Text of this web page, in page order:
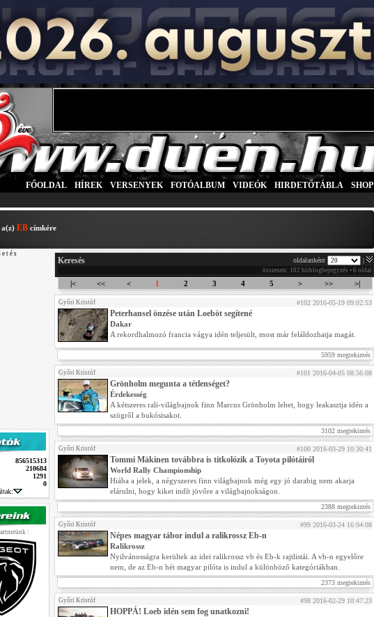
FŐOLDAL HÍREK VERSENYEK FOTÓALBUM VIDEÓK HIRDETŐTÁBLA SHOP
EBcímkére
t é s
856515313
210684
1291
0
:
Keresés oldalanként |
összesen: 102 hírblogbejegyzés • 6 oldal
|< << < 1 2 3 4 5 > >> >|
Győri Kristóf #102 2016-05-19 09:02:53
Peterhansel önzése után Loeböt segítené
Dakar
A rekordhalmozó francia vágya idén teljesült, most már feláldozhatja magát.
5959 megtekintés
Győri Kristóf #101 2016-04-05 08:56:08
Grönholm megunta a tétlenséget?
Érdekesség
A kétszeres rali-világbajnok finn Marcus Grönholm lehet, hogy leakasztja idén a
szögről a bukósisakot.
3102 megtekintés
Győri Kristóf #100 2016-03-29 10:30:41
Tommi Mäkinen továbbra is titkolózik a Toyota pilótáiról
World Rally Championship
Hiába a jelek, a négyszeres finn világbajnok még egy jó darabig nem akarja
elárulni, hogy kiket indít jövőre a világbajnokságon.
2388 megtekintés
Győri Kristóf #99 2016-03-24 16:04:08
Népes magyar tábor indul a ralikrossz Eb-n
Ralikrossz
Nyilvánosságra kerültek az idei ralikrossz vb és Eb-k rajtlistái. A vb-n egyelőre
nem, de az Eb-n hét magyar pilóta is indul a különböző kategóriákban.
2373 megtekintés
Győri Kristóf #98 2016-02-29 10:47:23
HOPPÁ! Loeb idén sem fog unatkozni!